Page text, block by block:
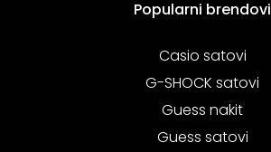
Popularni brendovi
Casio satovi
G-SHOCK satovi
Guess nakit
Guess satovi